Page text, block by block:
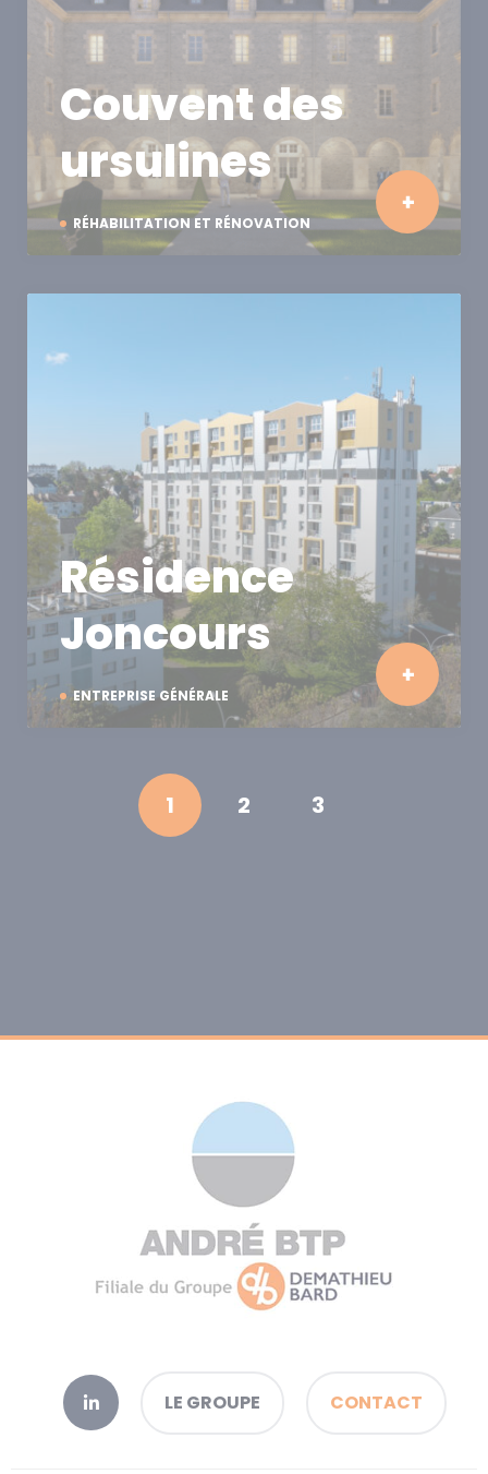
RÉHABILITATION ET RÉNOVATION
Couvent des
ursulines
ENTREPRISE GÉNÉRALE
Résidence
Joncours
1 2 3
LE GROUPE CONTACT